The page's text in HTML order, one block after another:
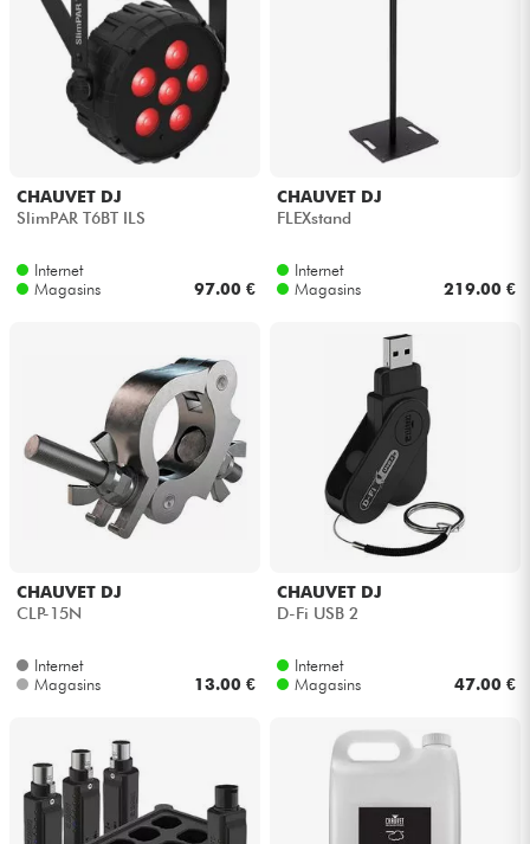
CHAUVET DJ
SlimPAR T6BT ILS
Internet
Magasins
97.00 €
CHAUVET DJ
FLEXstand
Internet
Magasins
219.00 €
CHAUVET DJ
CLP-15N
Internet
Magasins
13.00 €
CHAUVET DJ
D-Fi USB 2
Internet
Magasins
47.00 €